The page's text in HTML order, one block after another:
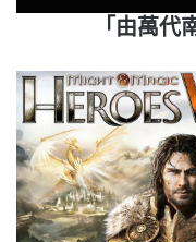
「由萬代